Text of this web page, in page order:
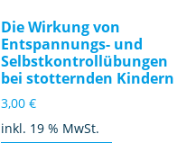
Die Wirkung von
Entspannungs- und
Selbstkontrollübungen
bei stotternden Kindern
3,00€
inkl. 19 % MwSt.